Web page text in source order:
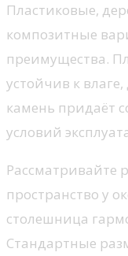
Пластиковые,
композитные
преимущества.
устойчив к
камень придаёт
условий
Рассматривайте
пространство у
столешница
Стандартные